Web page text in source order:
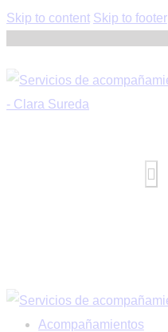
Skip to content Skip to footer
Acompañamientos